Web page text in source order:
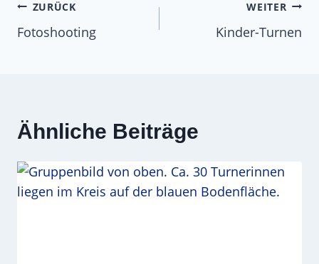
Beitragsnavigation
ZURÜCK
Fotoshooting
WEITER
Kinder-Turnen
Ähnliche Beiträge